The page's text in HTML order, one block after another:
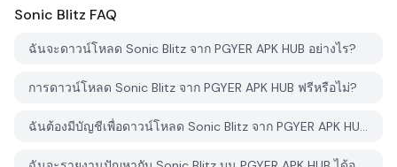
Sonic Blitz FAQ
ฉันจะดาวน์โหลด Sonic Blitz จาก PGYER APK HUB อย่างไร?
การดาวน์โหลด Sonic Blitz จาก PGYER APK HUB ฟรีหรือไม่?
ฉันต้องมีบัญชีเพื่อดาวน์โหลด Sonic Blitz จาก PGYER APK HUB หรือไม่?